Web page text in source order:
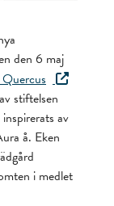
den 6 maj
stiftelsen
av
å. Eken
i medlet